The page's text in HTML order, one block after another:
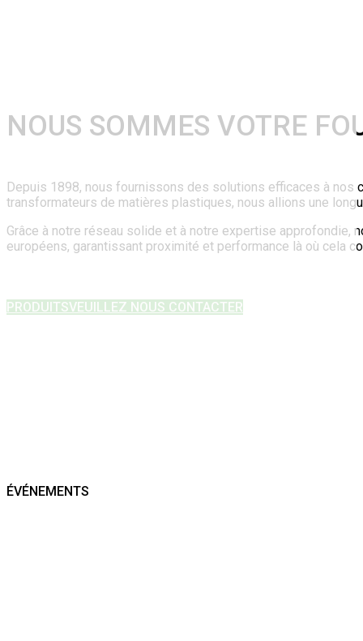
NOUS SOMMES VOTRE
Depuis 1898, nous fournissons des solutions efficaces à
transformateurs de matières plastiques, nous allions une
Grâce à notre réseau solide et à notre expertise
européens, garantissant proximité et performance là où cela
PRODUITSVEUILLEZ NOUS CONTACTER
ÉVÉNEMENTS